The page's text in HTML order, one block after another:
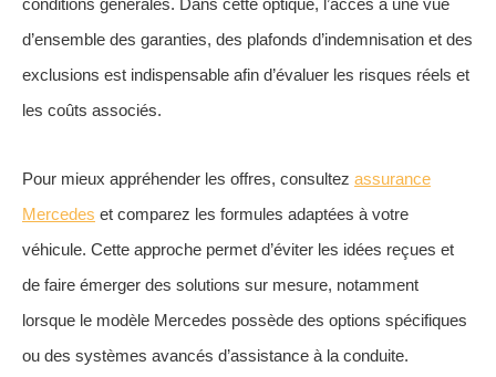
conditions générales. Dans cette optique, l’accès à une vue
d’ensemble des garanties, des plafonds d’indemnisation et des
exclusions est indispensable afin d’évaluer les risques réels et
les coûts associés.
Pour mieux appréhender les offres, consultez assurance
Mercedes et comparez les formules adaptées à votre
véhicule. Cette approche permet d’éviter les idées reçues et
de faire émerger des solutions sur mesure, notamment
lorsque le modèle Mercedes possède des options spécifiques
ou des systèmes avancés d’assistance à la conduite.